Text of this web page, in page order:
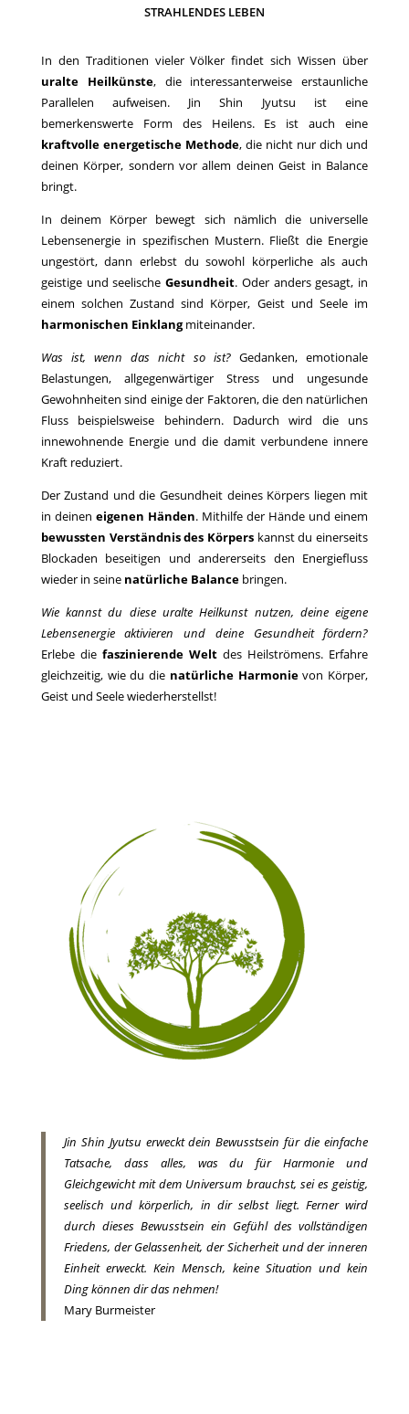
STRAHLENDES LEBEN
In den Traditionen vieler Völker findet sich Wissen über
uralte Heilkünste, die interessanterweise erstaunliche
Parallelen aufweisen. Jin Shin Jyutsu ist eine
bemerkenswerte Form des Heilens. Es ist auch eine
kraftvolle energetische Methode, die nicht nur dich und
deinen Körper, sondern vor allem deinen Geist in Balance
bringt.
In deinem Körper bewegt sich nämlich die universelle
Lebensenergie in spezifischen Mustern. Fließt die Energie
ungestört, dann erlebst du sowohl körperliche als auch
geistige und seelischeGesundheit. Oder anders gesagt, in
einem solchen Zustand sind Körper, Geist und Seele im
harmonischen Einklangmiteinander.
Was ist, wenn das nicht so ist?Gedanken, emotionale
Belastungen, allgegenwärtiger Stress und ungesunde
Gewohnheiten sind einige der Faktoren, die den natürlichen
Fluss beispielsweise behindern. Dadurch wird die uns
innewohnende Energie und die damit verbundene innere
Kraft reduziert.
Der Zustand und die Gesundheit deines Körpers liegen mit
in deinen eigenen Händen. Mithilfe der Hände und einem
bewussten Verständnis des Körpers kannst du einerseits
Blockaden beseitigen und andererseits den Energiefluss
wieder in seine natürliche Balancebringen.
Wie kannst du diese uralte Heilkunst nutzen, deine eigene
Lebensenergie aktivieren und deine Gesundheit fördern?
Erlebe die faszinierende Welt des Heilströmens. Erfahre
gleichzeitig, wie du die natürliche Harmonievon Körper,
Geist und Seele wiederherstellst!
Jin Shin Jyutsu erweckt dein Bewusstsein für die einfache
Tatsache, dass alles, was du für Harmonie und
Gleichgewicht mit dem Universum brauchst, sei es geistig,
seelisch und körperlich, in dir selbst liegt. Ferner wird
durch dieses Bewusstsein ein Gefühl des vollständigen
Friedens, der Gelassenheit, der Sicherheit und der inneren
Einheit erweckt. Kein Mensch, keine Situation und kein
Ding können dir das nehmen!
Mary Burmeister